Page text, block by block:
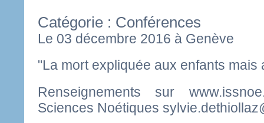
Catégorie : Conférences
Le 03 décembre 2016 à Genève
"La mort expliquée aux enfants mais
Renseignements sur
Sciences Noétiques